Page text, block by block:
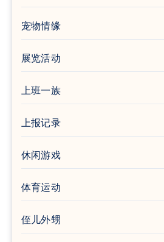
宠物情缘
展览活动
上班一族
上报记录
休闲游戏
体育运动
侄儿外甥